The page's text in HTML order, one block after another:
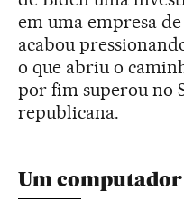
em uma empresa
acabou
o que abriu o
por fim superou no
republicana.
Um